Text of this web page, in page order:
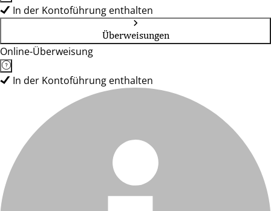
In der Kontoführung enthalten
Überweisungen
Online-Überweisung
In der Kontoführung enthalten